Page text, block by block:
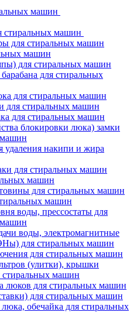
машин
стиральных машин
для стиральных машин
машин
для стиральных машин
для стиральных
для стиральных машин
для стиральных машин
для стиральных машин
блокировки люка) замки
удаления накипи и жира
для стиральных машин
машин
для стиральных машин
машин
воды, прессостаты для
воды, электромагнитные
для стиральных машин
для стиральных машин
(улитки), крышки
стиральных машин
люков для стиральных машин
для стиральных машин
обечайка для стиральных